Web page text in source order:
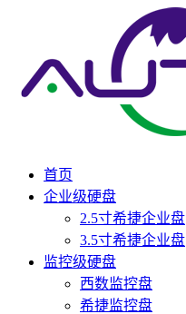
首页
企业级硬盘
2.5寸希捷企业盘
3.5寸希捷企业盘
监控级硬盘
西数监控盘
希捷监控盘